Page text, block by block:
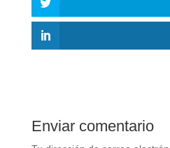
Enviar comentario